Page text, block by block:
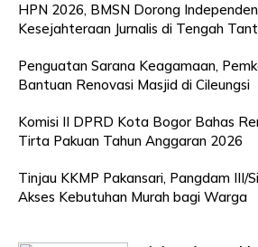
HPN 2026, BMSN Dorong
Kesejahteraan Jurnalis di Tengah
Penguatan Sarana Keagamaan,
Bantuan Renovasi Masjid di Cileungsi
Komisi II DPRD Kota Bogor Bahas
Tirta Pakuan Tahun Anggaran 2026
Tinjau KKMP Pakansari, Pangdam III/
Akses Kebutuhan Murah bagi Warga